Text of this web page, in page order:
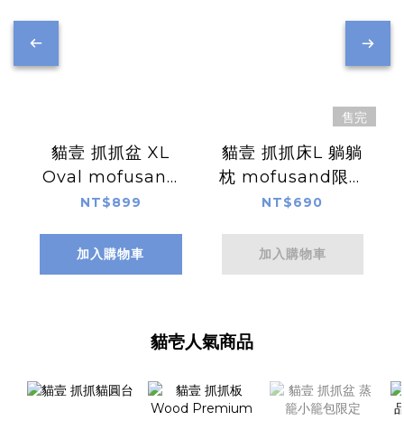
貓壹 抓抓盆 XL
Oval mofusand
限定款
NT$899
加入購物車
售完
貓壹 抓抓床L 躺躺
枕 mofusand限定
款
NT$690
加入購物車
貓壱人氣商品